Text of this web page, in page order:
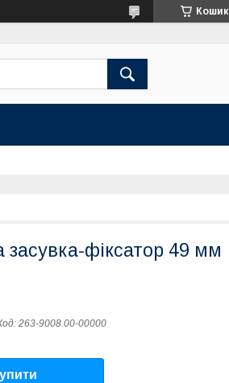
Кошик
засувка-фіксатор 49 мм
263-9008.00-00000